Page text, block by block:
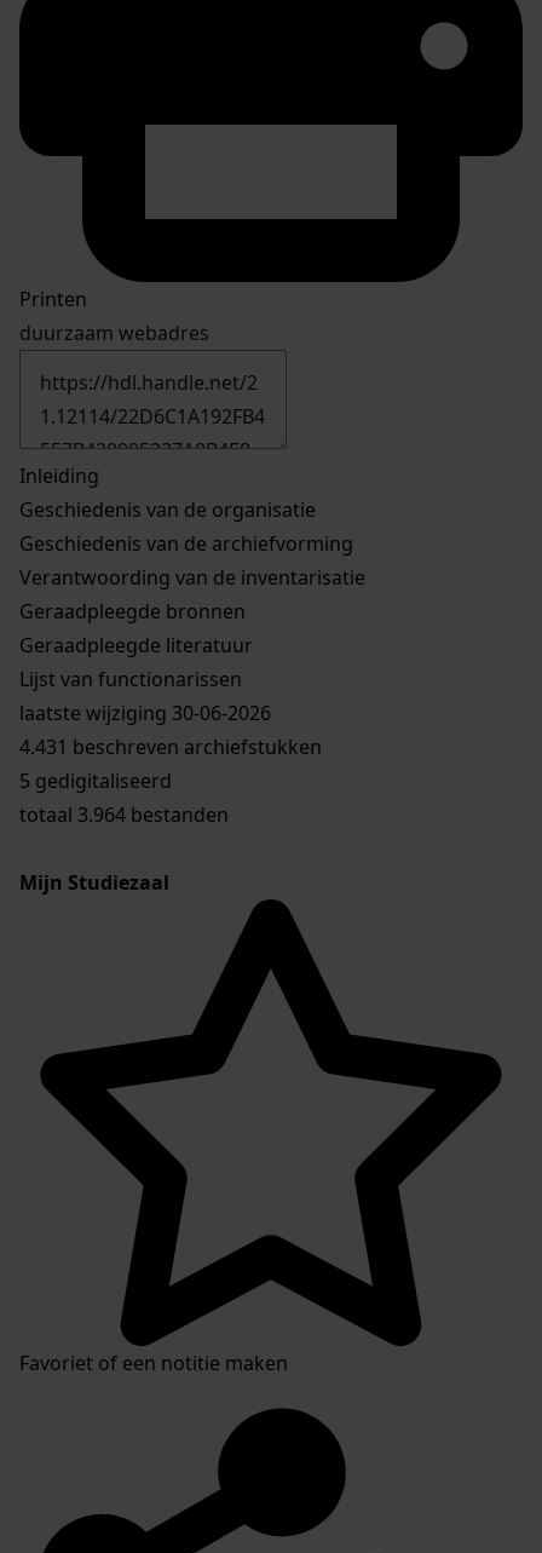
Printen
duurzaam webadres
Inleiding
Geschiedenis van de organisatie
Geschiedenis van de archiefvorming
Verantwoording van de inventarisatie
Geraadpleegde bronnen
Geraadpleegde literatuur
Lijst van functionarissen
laatste wijziging 30-06-2026
4.431 beschreven archiefstukken
5 gedigitaliseerd
totaal 3.964 bestanden
Mijn Studiezaal
Favoriet of een notitie maken